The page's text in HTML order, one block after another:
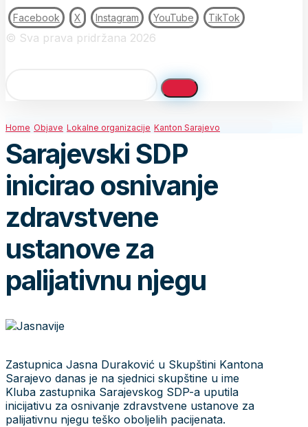
Facebook X Instagram YouTube TikTok
© Sva prava pridržana 2026
Home Objave Lokalne organizacije Kanton Sarajevo
Sarajevski SDP
inicirao osnivanje
zdravstvene
ustanove za
palijativnu njegu
Zastupnica Jasna Duraković u Skupštini Kantona
Sarajevo danas je na sjednici skupštine u ime
Kluba zastupnika Sarajevskog SDP-a uputila
inicijativu za osnivanje zdravstvene ustanove za
palijativnu njegu teško oboljelih pacijenata.